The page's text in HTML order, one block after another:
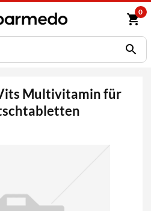
0
Multivitamin für